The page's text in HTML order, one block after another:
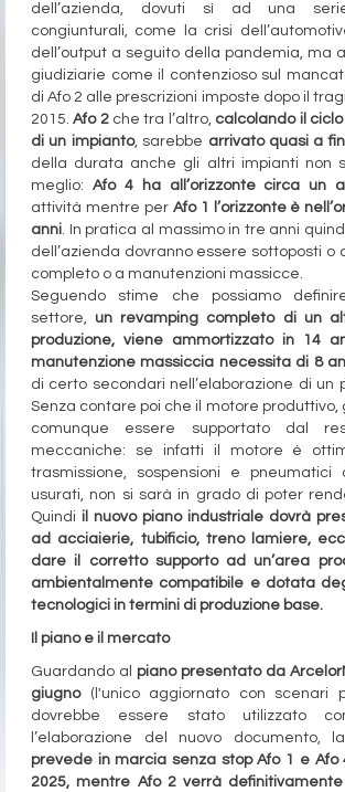
dell’azienda, dovuti sì ad una
congiunturali, come la crisi
dell’output a seguito della pandemia, ma
giudiziarie come il contenzioso sul
di Afo 2 alle prescrizioni imposte dopo il
2015.Afo 2che tra l’altro, calcolando il
di un impianto, sarebbe arrivato quasi a
della durata anche gli altri impianti non
meglio: Afo 4 ha all’orizzonte circa un
attività mentre per Afo 1 l’orizzonte è
anni. In pratica al massimo in tre anni
dell’azienda dovranno essere sottoposti o
completo o a manutenzioni massicce.
Seguendo stime che possiamo
settore, un revamping completo di un
produzione, viene ammortizzato in 14
manutenzione massiccia necessita di 8
di certo secondari nell’elaborazione di un
Senza contare poi che il motore produttivo,
comunque essere supportato dal
meccaniche: se infatti il motore è
trasmissione, sospensioni e pneumatici
usurati, non si sarà in grado di poter
Quindi il nuovo piano industriale dovrà
ad acciaierie, tubificio, treno lamiere,
dare il corretto supporto ad un’area
ambientalmente compatibile e dotata
tecnologici in termini di produzione base.
Il piano e il mercato
Guardando al piano presentato da
giugno(l'unico aggiornato con scenari
dovrebbe essere stato utilizzato
l’elaborazione del nuovo documento,
prevede in marcia senza stop Afo 1 e Afo
2025, mentre Afo 2 verrà